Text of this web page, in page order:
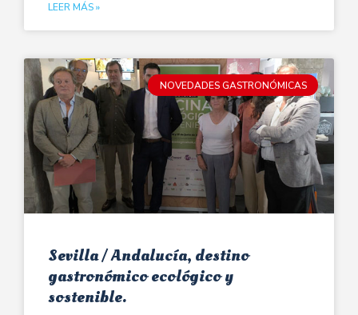
LEER MÁS »
NOVEDADES GASTRONÓMICAS
Sevilla / Andalucía, destino
gastronómico ecológico y
sostenible.